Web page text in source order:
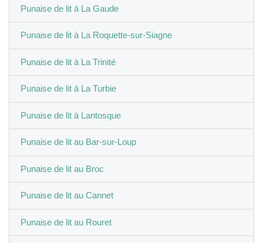
Punaise de lit à La Gaude
Punaise de lit à La Roquette-sur-Siagne
Punaise de lit à La Trinité
Punaise de lit à La Turbie
Punaise de lit à Lantosque
Punaise de lit au Bar-sur-Loup
Punaise de lit au Broc
Punaise de lit au Cannet
Punaise de lit au Rouret